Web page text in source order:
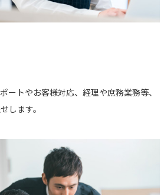
ートやお客様対応、経理や庶務業務等、
します。